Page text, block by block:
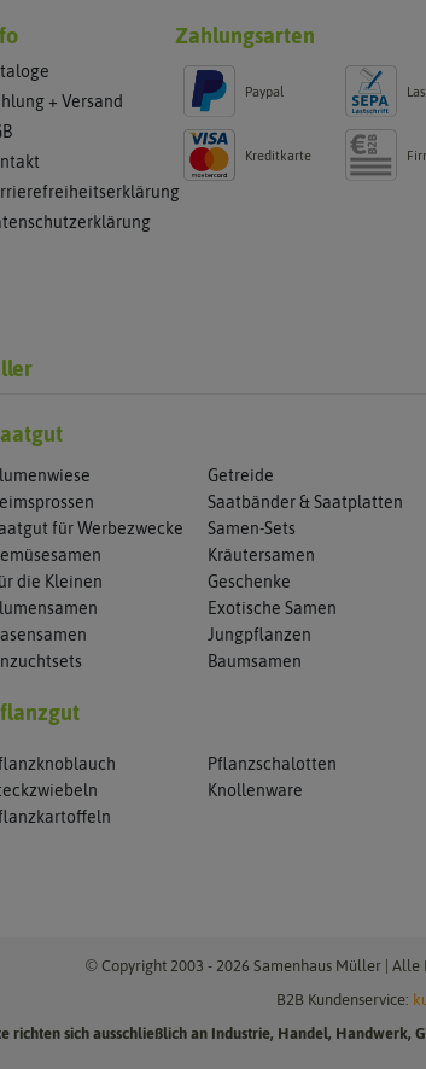
+ Versand
Zahlungsarten
Paypal
Kreditkarte
Getreide
Saatbänder & Saatplatten
für Werbezwecke
Samen-Sets
Kräutersamen
die Kleinen
Geschenke
Exotische Samen
Jungpflanzen
Baumsamen
Pflanzschalotten
Knollenware
© Copyright 2003 - 2026 Samenhaus Müller | Alle
B2B Kundenservice:
richten sich ausschließlich an Industrie, Handel,